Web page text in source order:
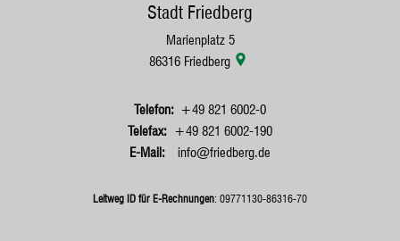
Stadt Friedberg
Marienplatz 5
86316 Friedberg
+49 821 6002-0
+49 821 6002-190
info@friedberg.de
Leitweg ID für E-Rechnungen: 09771130-86316-70